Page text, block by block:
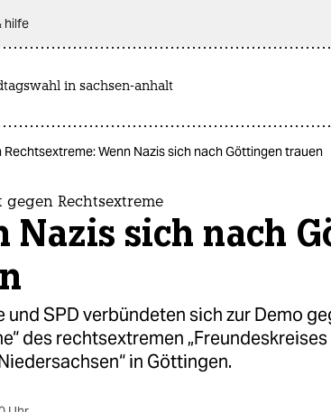
hilfe
in sachsen-anhalt
Rechtsextreme: Wenn Nazis sich nach Göttingen trauen
gegen Rechtsextreme
Nazis sich nach
und SPD verbündeten sich zur Demo
des rechtsextremen „Freundeskreises
in Göttingen.